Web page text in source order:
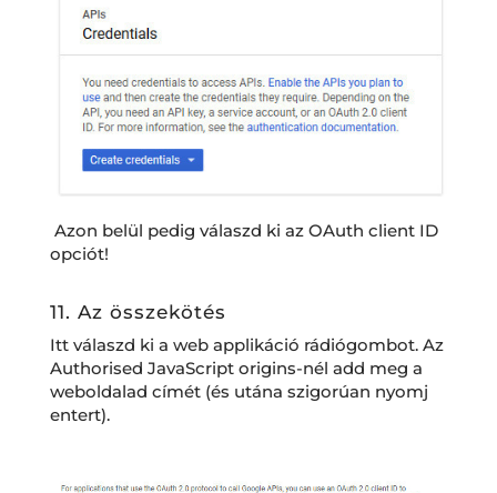
Azon belül pedig válaszd ki az OAuth client ID
opciót!
11. Az összekötés
Itt válaszd ki a web applikáció rádiógombot. Az
Authorised JavaScript origins-nél add meg a
weboldalad címét (és utána szigorúan nyomj
entert).